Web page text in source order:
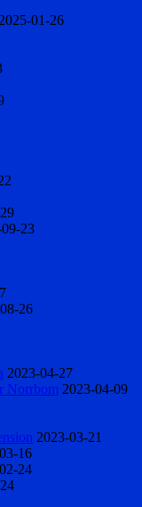
2025-01-26
23
26
2023-04-27
Norrbom 2023-04-09
2023-03-21
16
24